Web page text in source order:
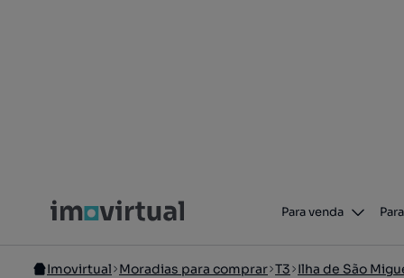
Para venda
Imovirtual Moradias para comprar T3 Ilha de São